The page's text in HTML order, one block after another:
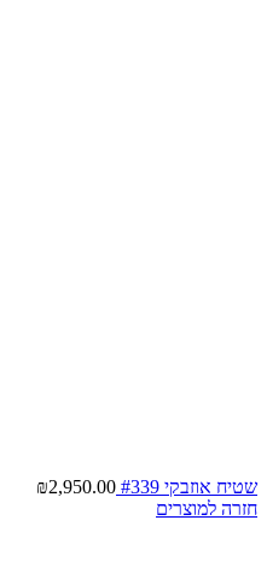
שטיח אוזבקי #339 ₪2,950.00
חזרה למוצרים